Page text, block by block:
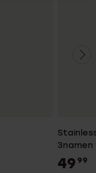
3namen
49 99